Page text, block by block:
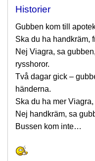
Historier
Gubben kom till
Ska du ha handkräm,
Nej Viagra, sa
rysshoror.
Två dagar gick –
händerna.
Ska du ha mer
Nej handkräm, sa
Bussen kom inte…